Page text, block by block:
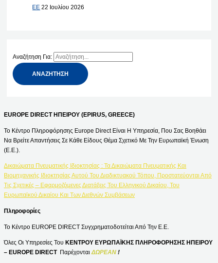
ΕΕ 22 Ιουλίου 2026
Αναζήτηση Για:
EUROPE DIRECT ΗΠΕΙΡΟΥ (EPIRUS, GREECE)
Το Κέντρο Πληροφόρησης Europe Direct Είναι Η Υπηρεσία, Που Σας Βοηθάει
Να Βρείτε Απαντήσεις Σε Κάθε Είδους Θέμα Σχετικό Με Την Ευρωπαϊκή Ένωση
(Ε.Ε.).
Δικαιώματα Πνευματικής Ιδιοκτησίας : Τα Δικαιώματα Πνευματικής Και
Βιομηχανικής Ιδιοκτησίας Αυτού Του Διαδικτυακού Τόπου, Προστατεύονται Από
Τις Σχετικές – Εφαρμοζόμενες Διατάξεις Του Ελληνικού Δικαίου, Του
Ευρωπαϊκού Δικαίου Και Των Διεθνών Συμβάσεων
Πληροφορίες
Το Κέντρο EUROPE DIRECT Συγχρηματοδοτείται Από Την Ε.Ε.
Όλες Οι Υπηρεσίες Του ΚΕΝΤΡΟΥ ΕΥΡΩΠΑΪΚΗΣ ΠΛΗΡΟΦΟΡΗΣΗΣ ΗΠΕΙΡΟΥ
– EUROPE DIRECT Παρέχονται ΔΩΡΕΑΝ !